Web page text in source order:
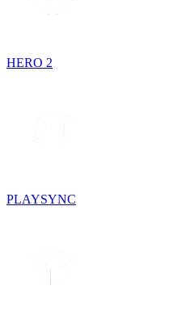
HERO 2
PLAYSYNC